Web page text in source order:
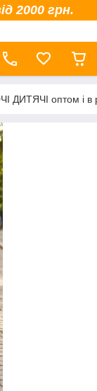
2000 грн.
ДИТЯЧІ оптом і в